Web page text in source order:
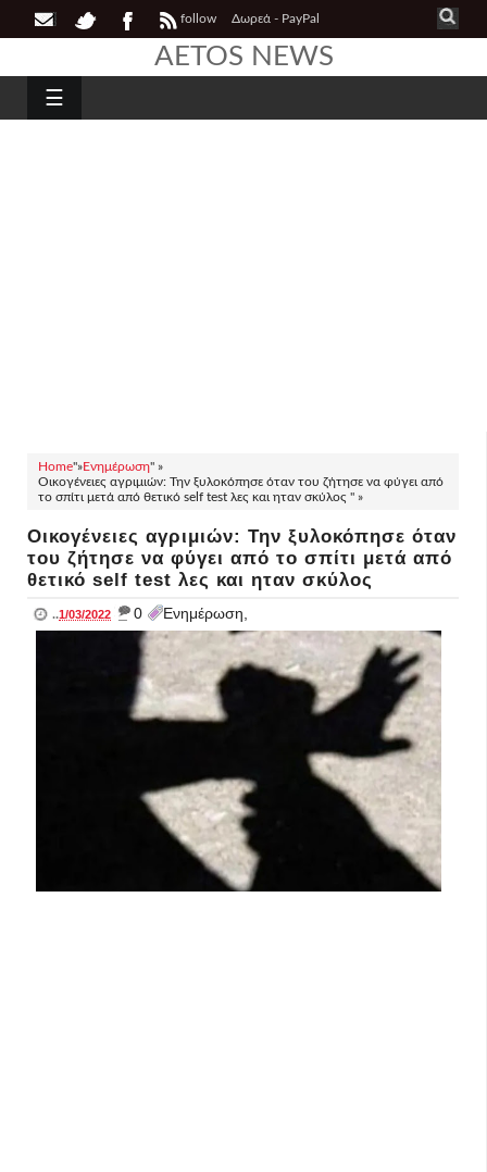
follow Δωρεά - PayPal
AETOS NEWS
☰
Home"»Ενημέρωση" »
Οικογένειες αγριμιών: Την ξυλοκόπησε όταν του ζήτησε να φύγει από
το σπίτι μετά από θετικό self test λες και ηταν σκύλος " »
Οικογένειες αγριμιών: Την ξυλοκόπησε όταν
του ζήτησε να φύγει από το σπίτι μετά από
θετικό self test λες και ηταν σκύλος
..1/03/2022 _ 0 Ενημέρωση,